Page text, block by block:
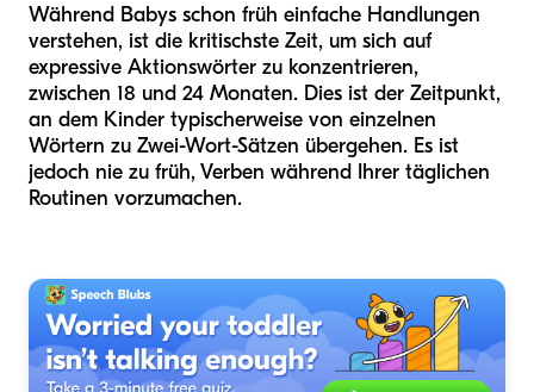
Während Babys schon früh einfache Handlungen
verstehen, ist die kritischste Zeit, um sich auf
expressive Aktionswörter zu konzentrieren,
zwischen 18 und 24 Monaten. Dies ist der Zeitpunkt,
an dem Kinder typischerweise von einzelnen
Wörtern zu Zwei-Wort-Sätzen übergehen. Es ist
jedoch nie zu früh, Verben während Ihrer täglichen
Routinen vorzumachen.